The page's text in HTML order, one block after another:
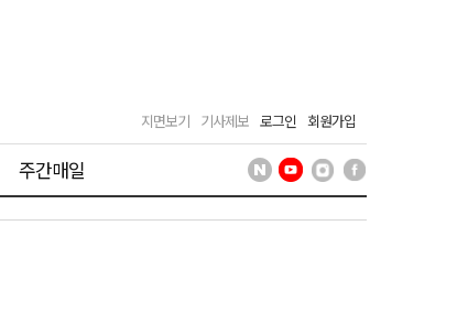
지면보기 기사제보 로그인 회원가입
주간매일